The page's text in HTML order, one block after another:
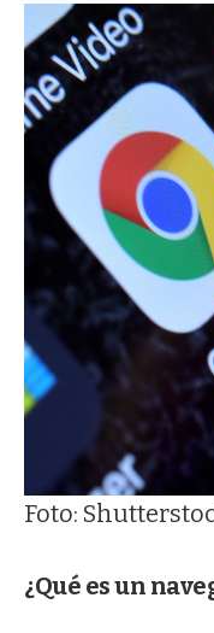
Foto:
¿Qué es un